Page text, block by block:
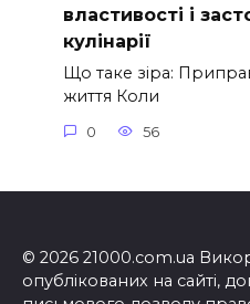
властивості і
кулінарії
Що таке зіра:
життя Коли
0 56
© 2026 21000.com.ua
опублікованих на сайті,